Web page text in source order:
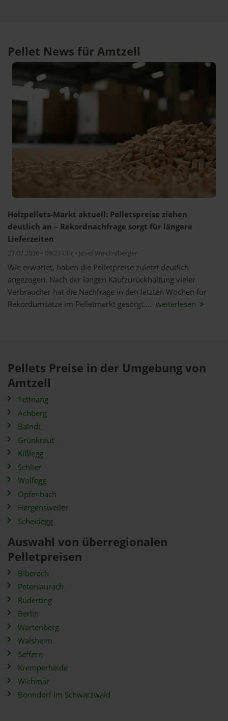
Pellet News für Amtzell
Holzpellets-Markt aktuell: Pelletspreise ziehen
deutlich an – Rekordnachfrage sorgt für längere
Lieferzeiten
27.07.2026 • 09:23 Uhr • Josef Weichslberger
Wie erwartet, haben die Pelletpreise zuletzt deutlich
angezogen. Nach der langen Kaufzurückhaltung vieler
Verbraucher hat die Nachfrage in den letzten Wochen für
Rekordumsätze im Pelletmarkt gesorgt.... weiterlesen
Pellets Preise in der Umgebung von
Amtzell
Tettnang
Achberg
Baindt
Grünkraut
Kißlegg
Schlier
Wolfegg
Opfenbach
Hergensweiler
Scheidegg
Auswahl von überregionalen
Pelletpreisen
Biberach
Petersaurach
Ruderting
Berlin
Wartenberg
Walsheim
Seffern
Kremperheide
Wichmar
Bonndorf im Schwarzwald